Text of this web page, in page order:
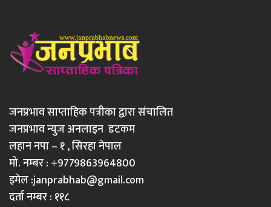
जनप्रभाव साप्ताहिक पत्रीका द्वारा संचालित
जनप्रभाव न्युज अनलाइन डटकम
लहान नपा – १ , सिरहा नेपाल
मो. नम्बर : +9779863964800
इमेल :janprabhab@gmail.com
दर्ता नम्बर : ११८